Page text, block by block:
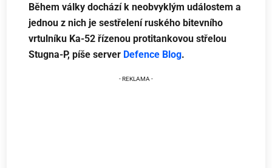
Během války dochází k neobvyklým událostem a
jednou z nich je sestřelení ruského bitevního
vrtulníku Ka-52 řízenou protitankovou střelou
Stugna-P, píše server Defence Blog.